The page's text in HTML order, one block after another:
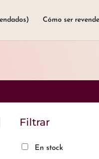
Cómo ser
Filtrar
En stock